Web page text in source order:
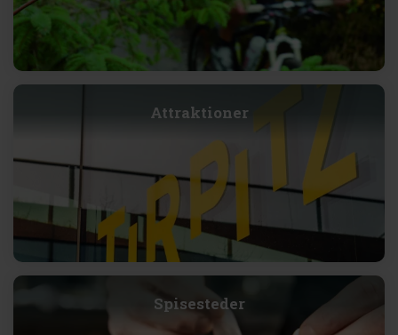
Attraktioner
Spisesteder